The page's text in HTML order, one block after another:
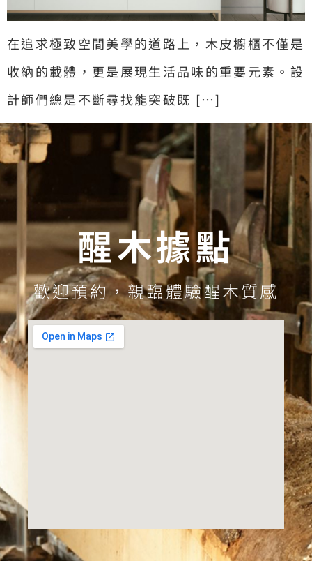
在追求極致空間美學的道路上，木皮櫥櫃不僅是
收納的載體，更是展現生活品味的重要元素。設
計師們總是不斷尋找能突破既 […]
醒木據點
歡迎預約，親臨體驗醒木質感